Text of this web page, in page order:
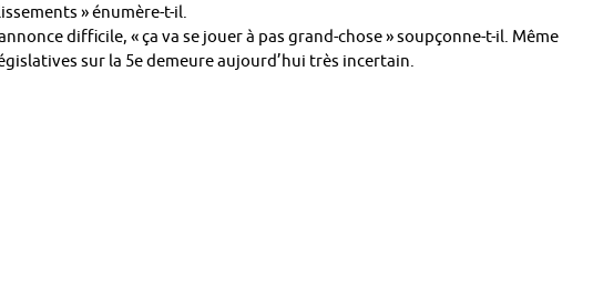
» énumère-t-il.
difficile, « ça va se jouer à pas grand-chose » soupçonne-t-il. Même
sur la 5e demeure aujourd’hui très incertain.